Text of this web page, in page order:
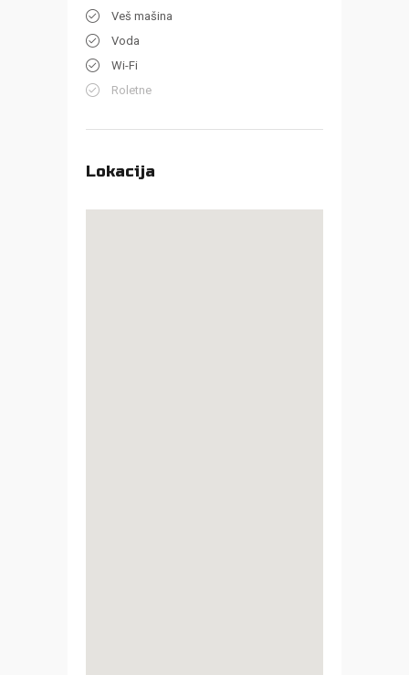
Veš mašina
Voda
Wi-Fi
Roletne
Lokacija